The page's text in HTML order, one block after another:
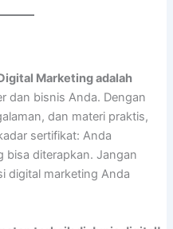
Marketing adalah
dan bisnis Anda. Dengan
dan materi praktis,
sertifikat: Anda
bisa diterapkan. Jangan
digital marketing Anda